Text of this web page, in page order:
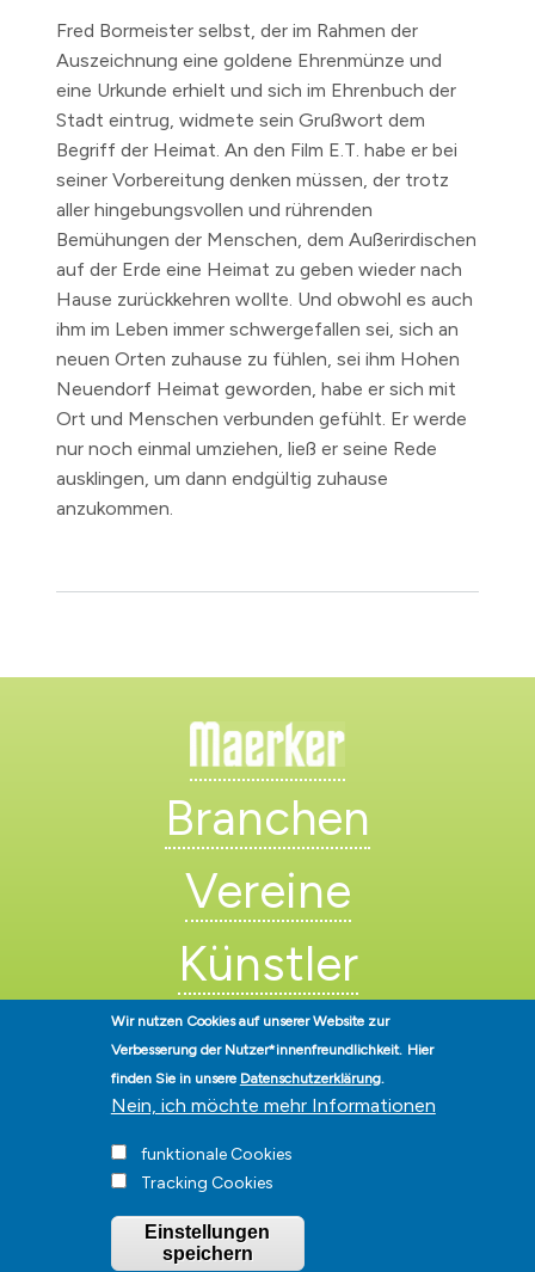
Fred Bormeister selbst, der im Rahmen der
Auszeichnung eine goldene Ehrenmünze und
eine Urkunde erhielt und sich im Ehrenbuch der
Stadt eintrug, widmete sein Grußwort dem
Begriff der Heimat. An den Film E.T. habe er bei
seiner Vorbereitung denken müssen, der trotz
aller hingebungsvollen und rührenden
Bemühungen der Menschen, dem Außerirdischen
auf der Erde eine Heimat zu geben wieder nach
Hause zurückkehren wollte. Und obwohl es auch
ihm im Leben immer schwergefallen sei, sich an
neuen Orten zuhause zu fühlen, sei ihm Hohen
Neuendorf Heimat geworden, habe er sich mit
Ort und Menschen verbunden gefühlt. Er werde
nur noch einmal umziehen, ließ er seine Rede
ausklingen, um dann endgültig zuhause
anzukommen.
Branchen
Vereine
Künstler
Stadt Hohen Neuendorf • Oranienburger Str. 2 • 16540 Hohen
Presse |Datenschutz|Barrierefreiheit
© Hohen-Neuendorf.de, Alle Rechte vorbehalten - Vervielfältigung nur
mit unserer Genehmigung
Wir nutzen Cookies auf unserer Website zur
Verbesserung der Nutzer*innenfreundlichkeit. Hier
finden Sie in unsere Datenschutzerklärung.
Nein, ich möchte mehr Informationen
funktionale Cookies
Tracking Cookies
Einstellungen
speichern